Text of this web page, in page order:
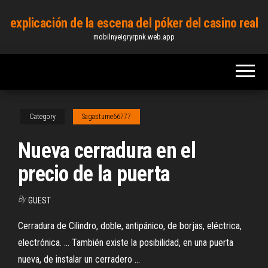
content
explicación de la escena del póker del casino real
mobilnyeigryrpnk.web.app
Category Sagastume66777
Nueva cerradura en el
precio de la puerta
By GUEST
Cerradura de Cilindro, doble, antipánico, de borjas, eléctrica,
electrónica. ... También existe la posibilidad, en una puerta
nueva, de instalar un cerradero ...